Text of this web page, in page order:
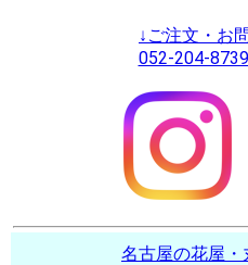
↓ご注文・お
052-204-
名古屋の花屋・